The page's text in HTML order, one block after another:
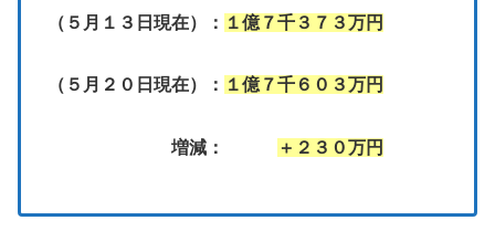
（５月１３日現在）： １億７千３７３万円
（５月２０日現在）： １億７千６０３万円
増減： ＋２３０万円